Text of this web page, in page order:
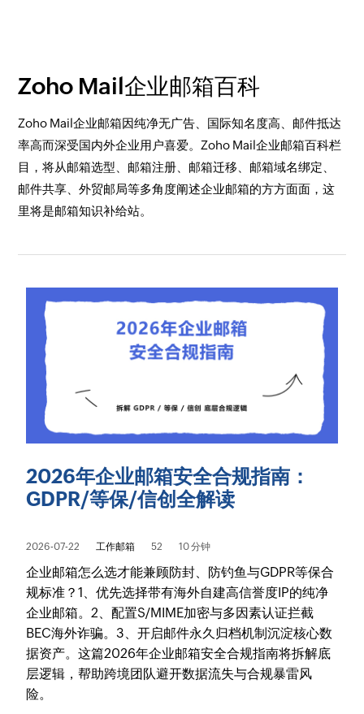
Zoho Mail企业邮箱百科
Zoho Mail企业邮箱因纯净无广告、国际知名度高、邮件抵达
率高而深受国内外企业用户喜爱。Zoho Mail企业邮箱百科栏
目，将从邮箱选型、邮箱注册、邮箱迁移、邮箱域名绑定、
邮件共享、外贸邮局等多角度阐述企业邮箱的方方面面，这
里将是邮箱知识补给站。
2026年企业邮箱安全合规指南：
GDPR/等保/信创全解读
2026-07-22 工作邮箱 52 10 分钟
企业邮箱怎么选才能兼顾防封、防钓鱼与GDPR等保合
规标准？1、优先选择带有海外自建高信誉度IP的纯净
企业邮箱。2、配置S/MIME加密与多因素认证拦截
BEC海外诈骗。3、开启邮件永久归档机制沉淀核心数
据资产。这篇2026年企业邮箱安全合规指南将拆解底
层逻辑，帮助跨境团队避开数据流失与合规暴雷风
险。